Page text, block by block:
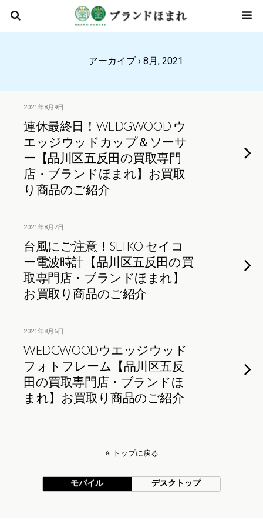
アーカイブ › 8月, 2021
2021年8月9日
連休最終日！WEDGWOOD ウ
エッジウッドカップ＆ソーサ
ー【品川区五反田の買取専門
店・ブランドほまれ】お買取
り商品のご紹介
2021年8月7日
台風にご注意！SEIKO セイコ
ー電波時計【品川区五反田の買
取専門店・ブランドほまれ】
お買取り商品のご紹介
2021年8月6日
WEDGWOODウエッジウッド
フォトフレーム【品川区五反
田の買取専門店・ブランドほ
まれ】お買取り商品のご紹介
トップに戻る
モバイル デスクトップ